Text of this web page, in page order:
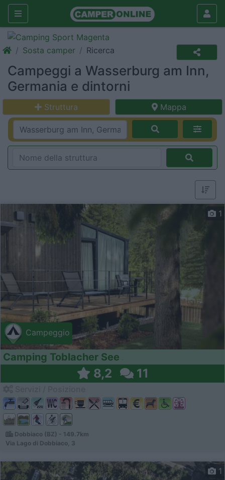
Sosta camper Ricerca
Campeggi a Wasserburg am Inn,
Germania e dintorni
Struttura Mappa
Campeggio
1
Camping Toblacher See
8,2 11
Dobbiaco (BZ) - 149.7km
Via Lago di Dobbiaco, 3
1